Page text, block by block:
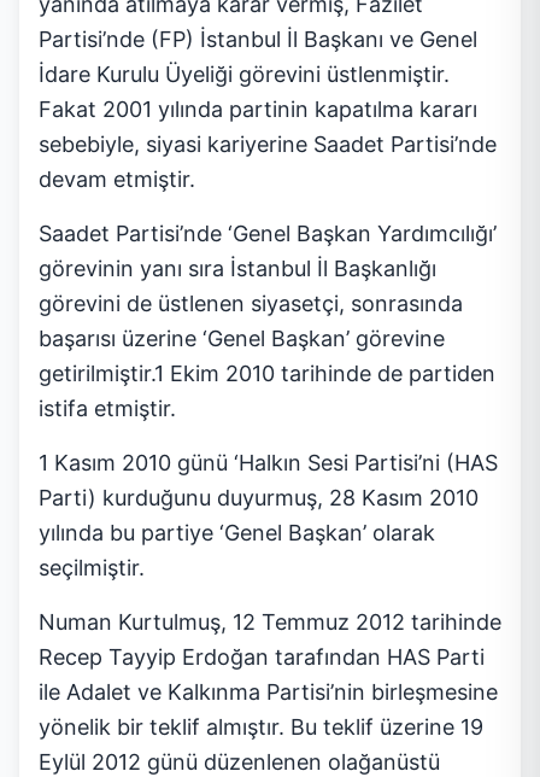
Partisi’nde (FP) İstanbul İl Başkanı ve Genel
İdare Kurulu Üyeliği görevini üstlenmiştir.
Fakat 2001 yılında partinin kapatılma kararı
sebebiyle, siyasi kariyerine Saadet Partisi’nde
devam etmiştir.
Saadet Partisi’nde ‘Genel Başkan Yardımcılığı’
görevinin yanı sıra İstanbul İl Başkanlığı
görevini de üstlenen siyasetçi, sonrasında
başarısı üzerine ‘Genel Başkan’ görevine
getirilmiştir.1 Ekim 2010 tarihinde de partiden
istifa etmiştir.
1 Kasım 2010 günü ‘Halkın Sesi Partisi’ni (HAS
Parti) kurduğunu duyurmuş, 28 Kasım 2010
yılında bu partiye ‘Genel Başkan’ olarak
seçilmiştir.
Numan Kurtulmuş, 12 Temmuz 2012 tarihinde
Recep Tayyip Erdoğan tarafından HAS Parti
ile Adalet ve Kalkınma Partisi’nin birleşmesine
yönelik bir teklif almıştır. Bu teklif üzerine 19
Eylül 2012 günü düzenlenen olağanüstü